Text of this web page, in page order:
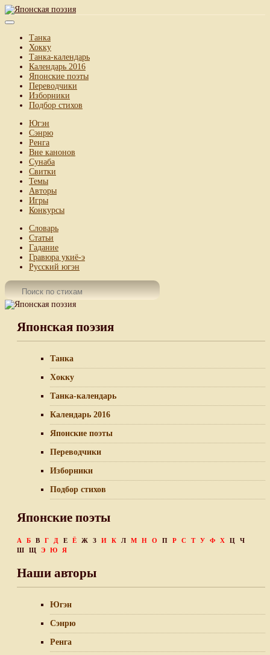
Танка
Хокку
Танка-календарь
Календарь 2016
Японские поэты
Переводчики
Изборники
Подбор стихов
Югэн
Сэнрю
Ренга
Вне канонов
Сунаба
Свитки
Темы
Авторы
Игры
Конкурсы
Словарь
Статьи
Гадание
Гравюра укиё-э
Русский югэн
Японская поэзия
Танка
Хокку
Танка-календарь
Календарь 2016
Японские поэты
Переводчики
Изборники
Подбор стихов
Японские поэты
А Б В Г Д Е Ё Ж З И К Л М Н О П Р С Т У Ф Х Ц
Ч
Ш
Щ Э Ю Я
Наши авторы
Югэн
Сэнрю
Ренга